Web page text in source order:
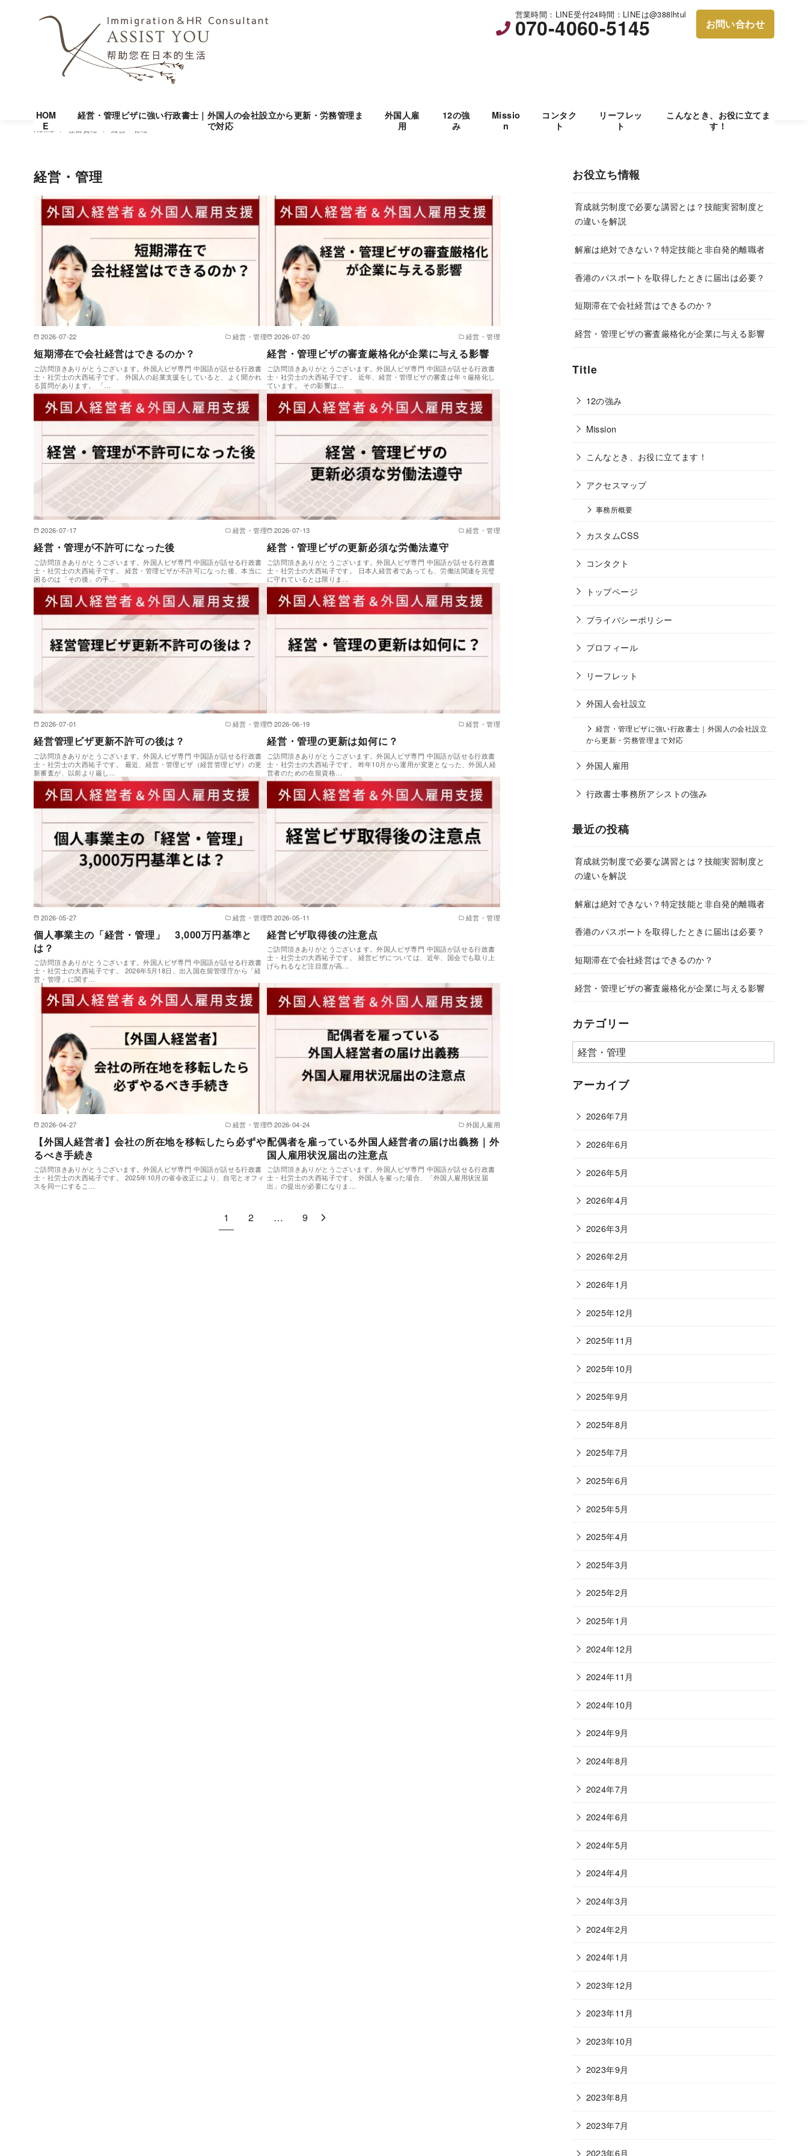
営業時間：LINE受付24時間：LINEは@388lhtul
070-4060-5145 お問い合わせ
HOM
E
経営・管理ビザに強い行政書士｜外国人の会社設立から更新・労務管理ま
で対応
外国人雇
用
12の強
み
Missio
n
コンタク
ト
リーフレッ
ト
こんなとき、お役に立てま
す！
Home 在留資格 経営・管理
経営・管理
2026-07-22 経営・管理
短期滞在で会社経営はできるのか？
ご訪問頂きありがとうございます。外国人ビザ専門 中国語が話せる行政書
士・社労士の大西祐子です。 外国人の起業支援をしていると、よく聞かれ
る質問があります。 「…
2026-07-20 経営・管理
経営・管理ビザの審査厳格化が企業に与える影響
ご訪問頂きありがとうございます。外国人ビザ専門 中国語が話せる行政書
士・社労士の大西祐子です。 近年、経営・管理ビザの審査は年々厳格化し
ています。 その影響は…
2026-07-17 経営・管理
経営・管理が不許可になった後
ご訪問頂きありがとうございます。外国人ビザ専門 中国語が話せる行政書
士・社労士の大西祐子です。 経営・管理ビザが不許可になった後、本当に
困るのは「その後」の手…
2026-07-13 経営・管理
経営・管理ビザの更新必須な労働法遵守
ご訪問頂きありがとうございます。外国人ビザ専門 中国語が話せる行政書
士・社労士の大西祐子です。 日本人経営者であっても、労働法関連を完璧
に守れているとは限りま…
2026-07-01 経営・管理
経営管理ビザ更新不許可の後は？
ご訪問頂きありがとうございます。外国人ビザ専門 中国語が話せる行政書
士・社労士の大西祐子です。 最近、経営・管理ビザ（経営管理ビザ）の更
新審査が、以前より厳し…
2026-06-19 経営・管理
経営・管理の更新は如何に？
ご訪問頂きありがとうございます。外国人ビザ専門 中国語が話せる行政書
士・社労士の大西祐子です。 昨年10月から運用が変更となった、外国人経
営者のための在留資格…
2026-05-27 経営・管理
個人事業主の「経営・管理」 3,000万円基準と
は？
ご訪問頂きありがとうございます。外国人ビザ専門 中国語が話せる行政書
士・社労士の大西祐子です。 2026年5月18日、出入国在留管理庁から「経
営・管理」に関す…
2026-05-11 経営・管理
経営ビザ取得後の注意点
ご訪問頂きありがとうございます。外国人ビザ専門 中国語が話せる行政書
士・社労士の大西祐子です。 経営ビザについては、近年、国会でも取り上
げられるなど注目度が高…
2026-04-27 経営・管理
【外国人経営者】会社の所在地を移転したら必ずや
るべき手続き
ご訪問頂きありがとうございます。外国人ビザ専門 中国語が話せる行政書
士・社労士の大西祐子です。 2025年10月の省令改正により、自宅とオフィ
スを同一にするこ…
2026-04-24 外国人雇用
配偶者を雇っている外国人経営者の届け出義務｜外
国人雇用状況届出の注意点
ご訪問頂きありがとうございます。外国人ビザ専門 中国語が話せる行政書
士・社労士の大西祐子です。 外国人を雇った場合、「外国人雇用状況届
出」の提出が必要になりま…
1 2 … 9
お役立ち情報
育成就労制度で必要な講習とは？技能実習制度と
の違いを解説
解雇は絶対できない？特定技能と非自発的離職者
香港のパスポートを取得したときに届出は必要？
短期滞在で会社経営はできるのか？
経営・管理ビザの審査厳格化が企業に与える影響
Title
12の強み
Mission
こんなとき、お役に立てます！
アクセスマップ
事務所概要
カスタムCSS
コンタクト
トップページ
プライバシーポリシー
プロフィール
リーフレット
外国人会社設立
経営・管理ビザに強い行政書士｜外国人の会社設立
から更新・労務管理まで対応
外国人雇用
行政書士事務所アシストの強み
最近の投稿
育成就労制度で必要な講習とは？技能実習制度と
の違いを解説
解雇は絶対できない？特定技能と非自発的離職者
香港のパスポートを取得したときに届出は必要？
短期滞在で会社経営はできるのか？
経営・管理ビザの審査厳格化が企業に与える影響
カテゴリー
カ
テ
ゴ
ー
アーカイブ
2026年7月
2026年6月
2026年5月
2026年4月
2026年3月
2026年2月
2026年1月
2025年12月
2025年11月
2025年10月
2025年9月
2025年8月
2025年7月
2025年6月
2025年5月
2025年4月
2025年3月
2025年2月
2025年1月
2024年12月
2024年11月
2024年10月
2024年9月
2024年8月
2024年7月
2024年6月
2024年5月
2024年4月
2024年3月
2024年2月
2024年1月
2023年12月
2023年11月
2023年10月
2023年9月
2023年8月
2023年7月
2023年6月